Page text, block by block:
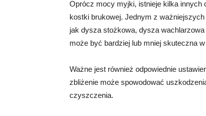
Oprócz mocy myjki, istnieje kilka innych
kostki brukowej. Jednym z
jak dysza stożkowa, dysza
może być bardziej lub mniej skuteczna
Ważne jest również odpowiednie
zbliżenie może spowodować
czyszczenia.